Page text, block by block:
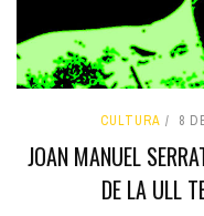
CULTURA 8
JOAN MANUEL
DE LA ULL